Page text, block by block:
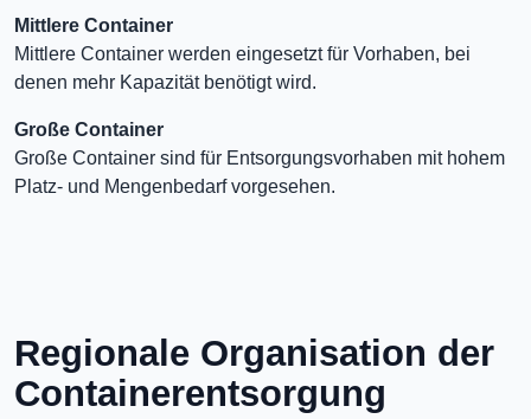
Mittlere Container
Mittlere Container werden eingesetzt für Vorhaben, bei
denen mehr Kapazität benötigt wird.
Große Container
Große Container sind für Entsorgungsvorhaben mit hohem
Platz- und Mengenbedarf vorgesehen.
Regionale Organisation der
Containerentsorgung